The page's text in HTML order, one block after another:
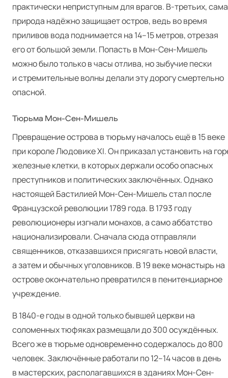
практически неприступным для врагов. В‑третьих, сама
природа надёжно защищает остров, ведь во время
приливов вода поднимается на 14–15 метров, отрезая
его от большой земли. Попасть в Мон-Сен-Мишель
можно было только в часы отлива, но зыбучие пески
и стремительные волны делали эту дорогу смертельно
опасной.
Тюрьма Мон-Сен-Мишель
Превращение острова в тюрьму началось ещё в 15 веке
при короле Людовике XI. Он приказал установить на
железные клетки, в которых держали особо опасных
преступников и политических заключённых. Однако
настоящей Бастилией Мон-Сен-Мишель стал после
Французской революции 1789 года. В 1793 году
революционеры изгнали монахов, а само аббатство
национализировали. Сначала сюда отправляли
священников, отказавшихся присягать новой власти,
а затем и обычных уголовников. В 19 веке монастырь на
острове окончательно превратился в пенитенциарное
учреждение.
В 1840‑е годы в одной только бывшей церкви на
соломенных тюфяках размещали до 300 осуждённых.
Всего же в тюрьме одновременно содержалось до 800
человек. Заключённые работали по 12–14 часов в день
в мастерских, располагавшихся в зданиях Мон-Сен-